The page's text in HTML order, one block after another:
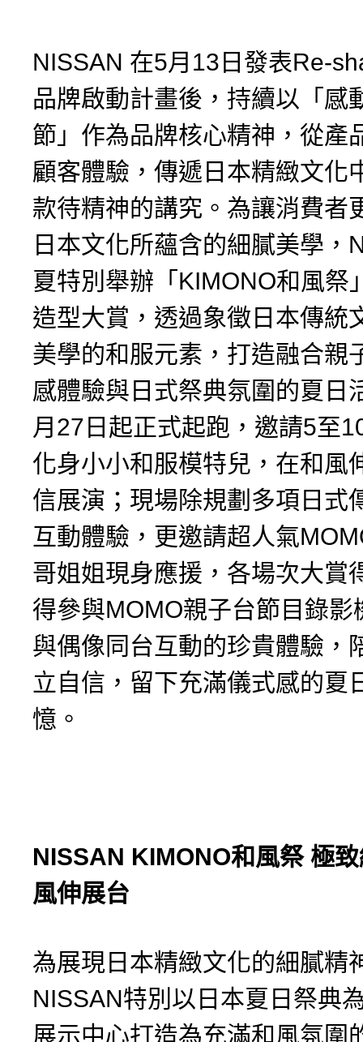
NISSAN 在5月13日發表Re-
品牌啟動計畫後，持續以「感
節」作為品牌核心精神，從產
顧客體驗，傳遞日本精緻文化
款待精神的講究。為讓消費者
日本文化所蘊含的細膩美學，
夏特別舉辦「KIMONO和風祭
造型大賞，透過象徵日本傳統
美學的和服元素，打造融合親
感體驗與日式祭典氛圍的夏日
月27日起正式起跑，邀請5至
化身小小和服模特兒，在和風
信展演；現場除規劃多項日式
互動體驗，更邀請超人氣
哥姐姐現身應援，各場次大賞
得參與MOMO親子台節目錄影
與偶像同台互動的珍貴體驗，
立自信，留下充滿儀式感的夏
憶。
NISSAN KIMONO和風祭 極
風伸展台
為展現日本精緻文化的細膩精
NISSAN特別以日本夏日祭典
展示中心打造為充滿和風氛圍